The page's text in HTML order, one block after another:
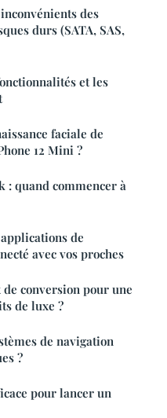
des
durs (SATA, SAS,
et les
faciale de
12 Mini ?
: quand commencer à
de
avec vos proches
conversion pour une
de luxe ?
de navigation
?
pour lancer un